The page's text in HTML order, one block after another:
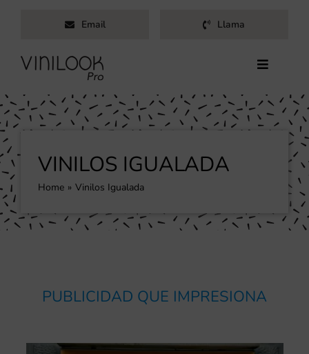
contenido
Email Llama
Toggle
Inicio
Servicios
Productos
Trabajos
Blog
VINILOS IGUALADA
Home Vinilos Igualada
PUBLICIDAD QUE IMPRESIONA